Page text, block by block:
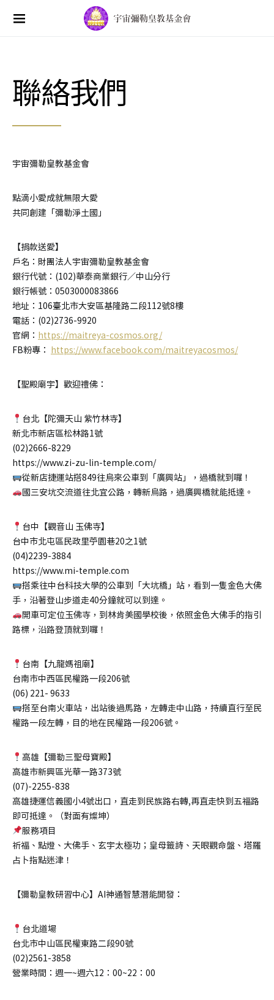
Search for:
聯絡我們
宇宙彌勒皇教基金會
點滴小愛成就無限大愛
共同創建「彌勒淨土國」
【捐款送愛】
戶名：財團法人宇宙彌勒皇教基金會
銀行代號：(102)華泰商業銀行／中山分行
銀行帳號：0503000083866
地址：106臺北市大安區基隆路二段112號8樓
電話：(02)2736-9920
官網： https://maitreya-cosmos.org/
FB粉專： https://www.facebook.com/maitreyacosmos/
【聖殿廟宇】歡迎禮佛：
台北【陀彌天山 紫竹林寺】
新北市新店區松林路1號
(02)2666-8229
https://www.zi-zu-lin-temple.com/
從新店捷運站搭849往烏來公車到「廣興站」，過橋就到囉！
國三安坑交流道往北宜公路，轉新烏路，過廣興橋就能抵達。
台中【觀音山 玉佛寺】
台中市北屯區民政里苧園巷20之1號
(04)2239-3884
https://www.mi-temple.com
搭乘往中台科技大學的公車到「大坑橋」站，看到一隻金色大佛
手，沿著登山步道走40分鐘就可以到達。
開車可定位玉佛寺，到林肯美國學校後，依照金色大佛手的指引
路標，沿路登頂就到囉！
台南【九龍媽祖廟】
台南市中西區民權路一段206號
(06) 221- 9633
搭至台南火車站，出站後過馬路，左轉走中山路，持續直行至民
權路一段左轉，目的地在民權路一段206號。
高雄【彌勒三聖母寶殿】
高雄市新興區光華一路373號
(07)-2255-838
高雄捷運信義國小4號出口，直走到民族路右轉,再直走快到五福路
即可抵達。（對面有燦坤）
服務項目
祈福、點燈、大佛手、玄宇太極功；皇母籤詩、天眼觀命盤、塔羅
占卜指點迷津！
【彌勒皇教研習中心】AI神通智慧潛能開發：
台北道場
台北市中山區民權東路二段90號
(02)2561-3858
營業時間：週一~週六12：00~22：00